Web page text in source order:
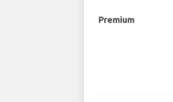
Premium